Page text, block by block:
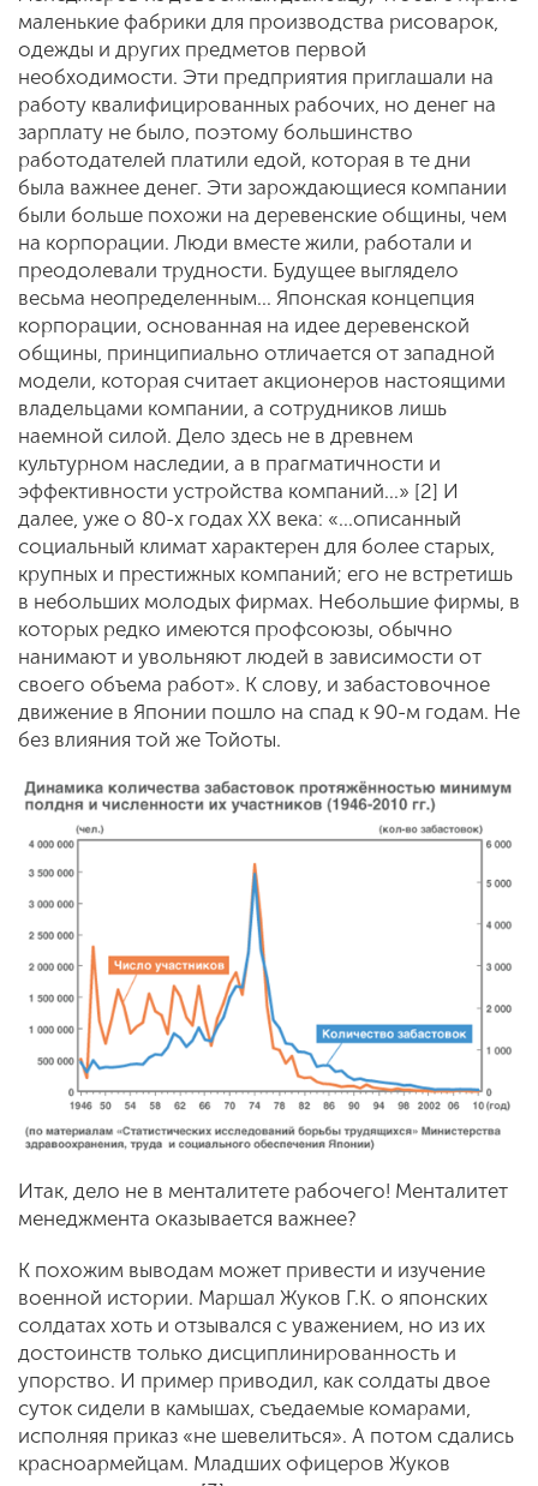
маленькие фабрики для производства рисоварок,
одежды и других предметов первой
необходимости. Эти предприятия приглашали на
работу квалифицированных рабочих, но денег на
зарплату не было, поэтому большинство
работодателей платили едой, которая в те дни
была важнее денег. Эти зарождающиеся компании
были больше похожи на деревенские общины, чем
на корпорации. Люди вместе жили, работали и
преодолевали трудности. Будущее выглядело
весьма неопределенным… Японская концепция
корпорации, основанная на идее деревенской
общины, принципиально отличается от западной
модели, которая считает акционеров настоящими
владельцами компании, а сотрудников лишь
наемной силой. Дело здесь не в древнем
культурном наследии, а в прагматичности и
эффективности устройства компаний…» [2] И
далее, уже о 80-х годах ХХ века: «…описанный
социальный климат характерен для более старых,
крупных и престижных компаний; его не встретишь
в небольших молодых фирмах. Небольшие фирмы, в
которых редко имеются профсоюзы, обычно
нанимают и увольняют людей в зависимости от
своего объема работ». К слову, и забастовочное
движение в Японии пошло на спад к 90-м годам. Не
без влияния той же Тойоты.
Итак, дело не в менталитете рабочего! Менталитет
менеджмента оказывается важнее?
К похожим выводам может привести и изучение
военной истории. Маршал Жуков Г.К. о японских
солдатах хоть и отзывался с уважением, но из их
достоинств только дисциплинированность и
упорство. И пример приводил, как солдаты двое
суток сидели в камышах, съедаемые комарами,
исполняя приказ «не шевелиться». А потом сдались
красноармейцам. Младших офицеров Жуков